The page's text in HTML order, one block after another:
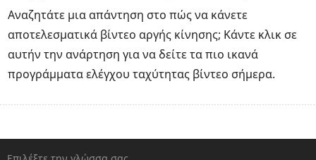
Αναζητάτε μια απάντηση στο πώς να κάνετε
αποτελεσματικά βίντεο αργής κίνησης; Κάντε κλικ σε
αυτήν την ανάρτηση για να δείτε τα πιο ικανά
προγράμματα ελέγχου ταχύτητας βίντεο σήμερα.